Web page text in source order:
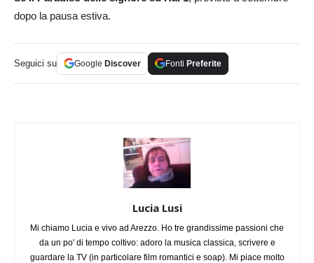
dopo la pausa estiva.
Seguici su Google Discover Fonti Preferite
Lucia Lusi
Mi chiamo Lucia e vivo ad Arezzo. Ho tre grandissime passioni che
da un po' di tempo coltivo: adoro la musica classica, scrivere e
guardare la TV (in particolare film romantici e soap). Mi piace molto